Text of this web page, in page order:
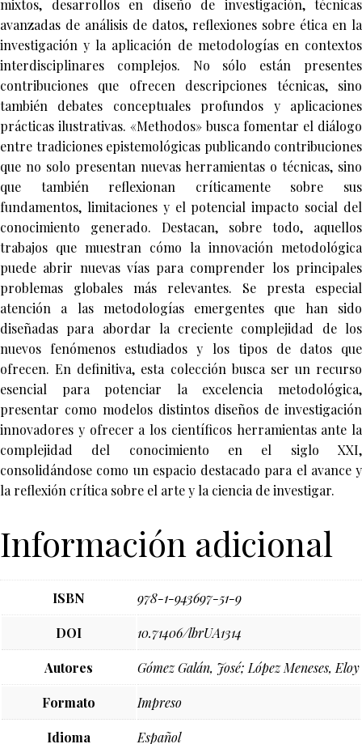
mixtos, desarrollos en diseño de investigación, técnicas
avanzadas de análisis de datos, reflexiones sobre ética en la
investigación y la aplicación de metodologías en contextos
interdisciplinares complejos. No sólo están presentes
contribuciones que ofrecen descripciones técnicas, sino
también debates conceptuales profundos y aplicaciones
prácticas ilustrativas. «Methodos» busca fomentar el diálogo
entre tradiciones epistemológicas publicando contribuciones
que no solo presentan nuevas herramientas o técnicas, sino
que también reflexionan críticamente sobre sus
fundamentos, limitaciones y el potencial impacto social del
conocimiento generado. Destacan, sobre todo, aquellos
trabajos que muestran cómo la innovación metodológica
puede abrir nuevas vías para comprender los principales
problemas globales más relevantes. Se presta especial
atención a las metodologías emergentes que han sido
diseñadas para abordar la creciente complejidad de los
nuevos fenómenos estudiados y los tipos de datos que
ofrecen. En definitiva, esta colección busca ser un recurso
esencial para potenciar la excelencia metodológica,
presentar como modelos distintos diseños de investigación
innovadores y ofrecer a los científicos herramientas ante la
complejidad del conocimiento en el siglo XXI,
consolidándose como un espacio destacado para el avance y
la reflexión crítica sobre el arte y la ciencia de investigar.
Información adicional
ISBN 978-1-943697-51-9
DOI 10.71406/lbrUA1314
Autores Gómez Galán, José; López Meneses, Eloy
Formato Impreso
Idioma Español